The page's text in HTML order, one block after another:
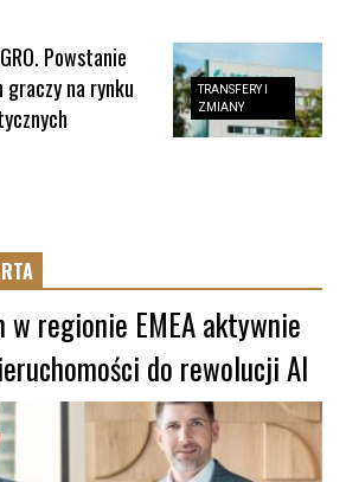
TRANSFERY I
ZMIANY
Powstanie
graczy na rynku
regionie EMEA aktywnie
do rewolucji AI